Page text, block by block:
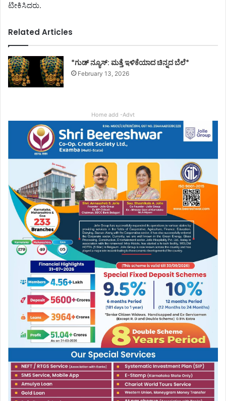
ಟೀಕಿಸಿದರು.
Related Articles
*ಗುಡ್ ನ್ಯೂಸ್: ಮತ್ತೆ ಇಳಿಕೆಯಾದ ಚಿನ್ನದ ಬೆಲೆ*
February 13, 2026
Home add -Advt